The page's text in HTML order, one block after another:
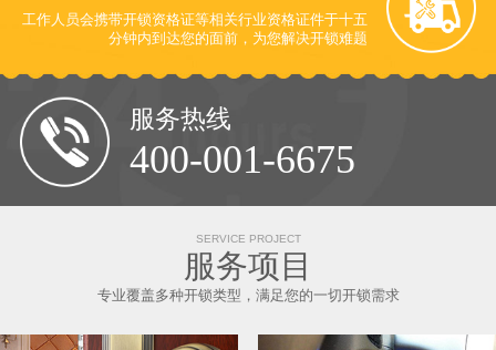
工作人员会携带开锁资格证等相关行业资格证件于十五
分钟内到达您的面前，为您解决开锁难题
服务热线
400-001-6675
SERVICE PROJECT
服务项目
专业覆盖多种开锁类型，满足您的一切开锁需求